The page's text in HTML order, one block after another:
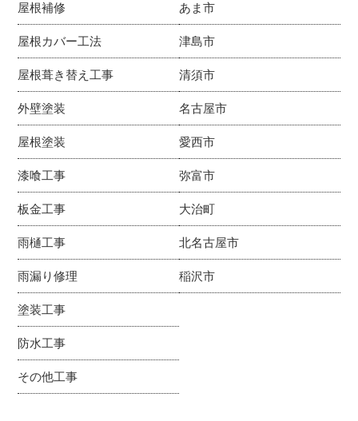
屋根補修
屋根カバー工法
屋根葺き替え工事
外壁塗装
屋根塗装
漆喰工事
板金工事
雨樋工事
雨漏り修理
塗装工事
防水工事
その他工事
あま市
津島市
清須市
名古屋市
愛西市
弥富市
大治町
北名古屋市
稲沢市